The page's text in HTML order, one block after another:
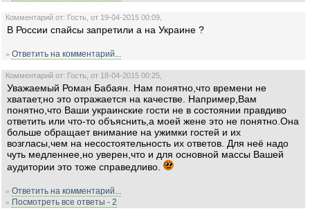
Комментарий от: Гость, от 19-04-2015 00:09,
В России спайсы запретили а на Украине ?
» Ответить на комментарий...
Комментарий от: Гость, от 18-04-2015 00:25,
Уважаемый Роман Бабаян. Нам понятно,что времени не
хватает,но это отражается на качестве. Например,Вам
понятно,что Ваши украинские гости не в состоянии правдиво
ответить или что-то объяснить,а моей жене это не понятно.Она
больше обращает внимание на ужимки гостей и их
возгласы,чем на несостоятельность их ответов. Для неё надо
чуть медленнее,но уверен,что и для основной массы Вашей
аудитории это тоже справедливо.
» Ответить на комментарий...
» Посмотреть все ответы - 2